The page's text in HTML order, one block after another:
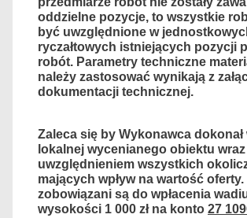
oddzielne pozycje, to wszystkie
być uwzględnione w
ryczałtowych istniejących pozycji
robót. Parametry techniczne
należy zastosować wynikają z
dokumentacji technicznej.
Zaleca się by Wykonawca dokonał
lokalnej wycenianego obiektu wraz
uwzględnieniem wszystkich
mających wpływ na wartość
zobowiązani są do wpłacenia
wysokości 1 000 zł na konto 27